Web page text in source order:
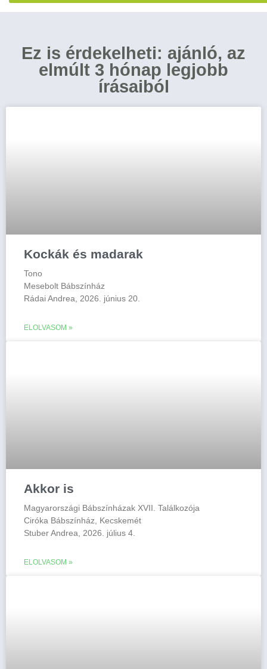
Ez is érdekelheti: ajánló, az
elmúlt 3 hónap legjobb
írásaiból
Kockák és madarak
Tono
Mesebolt Bábszínház
Rádai Andrea, 2026. június 20.
ELOLVASOM »
Akkor is
Magyarországi Bábszínházak XVII. Találkozója
Ciróka Bábszínház, Kecskemét
Stuber Andrea, 2026. július 4.
ELOLVASOM »